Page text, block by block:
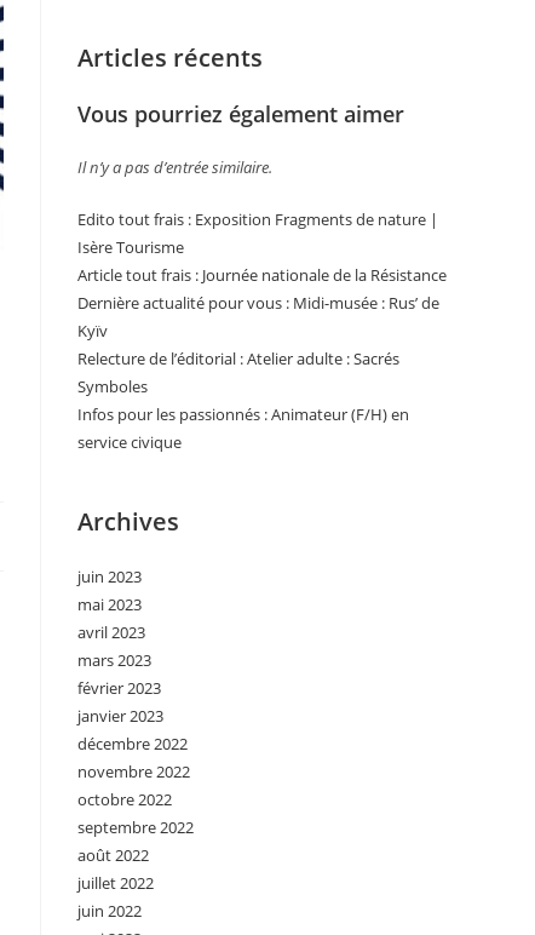
Articles récents
Vous pourriez également aimer
Il n’y a pas d’entrée similaire.
Edito tout frais : Exposition Fragments de nature |
Isère Tourisme
Article tout frais : Journée nationale de la Résistance
Dernière actualité pour vous : Midi-musée : Rus’ de
Kyïv
Relecture de l’éditorial : Atelier adulte : Sacrés
Symboles
Infos pour les passionnés : Animateur (F/H) en
service civique
Archives
juin 2023
mai 2023
avril 2023
mars 2023
février 2023
janvier 2023
décembre 2022
novembre 2022
octobre 2022
septembre 2022
août 2022
juillet 2022
juin 2022